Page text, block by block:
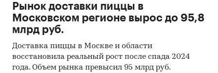
Сайты компаний
Архивы СМИ
Региональные и федеральные СМИ
Инсайдерские источники
Рынок доставки пиццы в
Московском регионе вырос до 95,8
млрд руб.
Доставка пиццы в Москве и области
восстановила реальный рост после спада 2024
года. Объем рынка превысил 95 млрд руб.